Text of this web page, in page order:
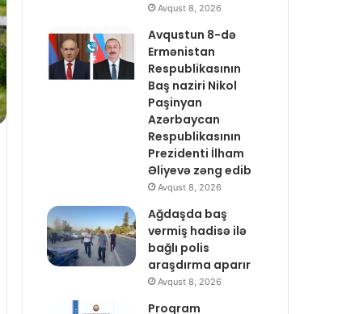
Avqust 8, 2026
Avqustun 8-də
Ermənistan
Respublikasının
Baş naziri Nikol
Paşinyan
Azərbaycan
Respublikasının
Prezidenti İlham
Əliyevə zəng edib
Avqust 8, 2026
Ağdaşda baş
vermiş hadisə ilə
bağlı polis
araşdırma aparır
Avqust 8, 2026
Proqram